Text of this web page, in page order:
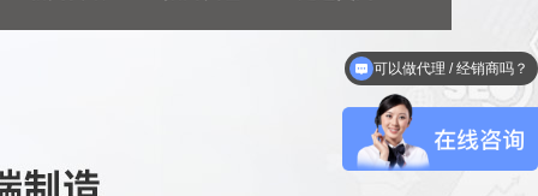
能做焊接应用解决方案吗？
可以做代理 / 经销商吗？